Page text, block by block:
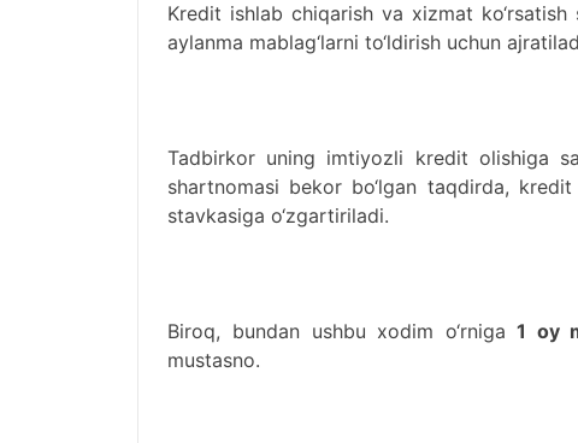
Kredit ishlab chiqarish va xizmat
aylanma mablag‘larni to‘ldirish uchun
Tadbirkor uning imtiyozli kredit olishiga
shartnomasi bekor bo‘lgan taqdirda,
stavkasiga o‘zgartiriladi.
Biroq, bundan ushbu xodim o‘rniga 1 oy
mustasno.